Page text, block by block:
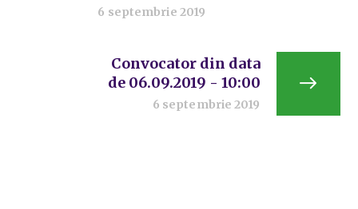
6 septembrie 2019
Convocator din data
de 06.09.2019 - 10:00
6 septembrie 2019